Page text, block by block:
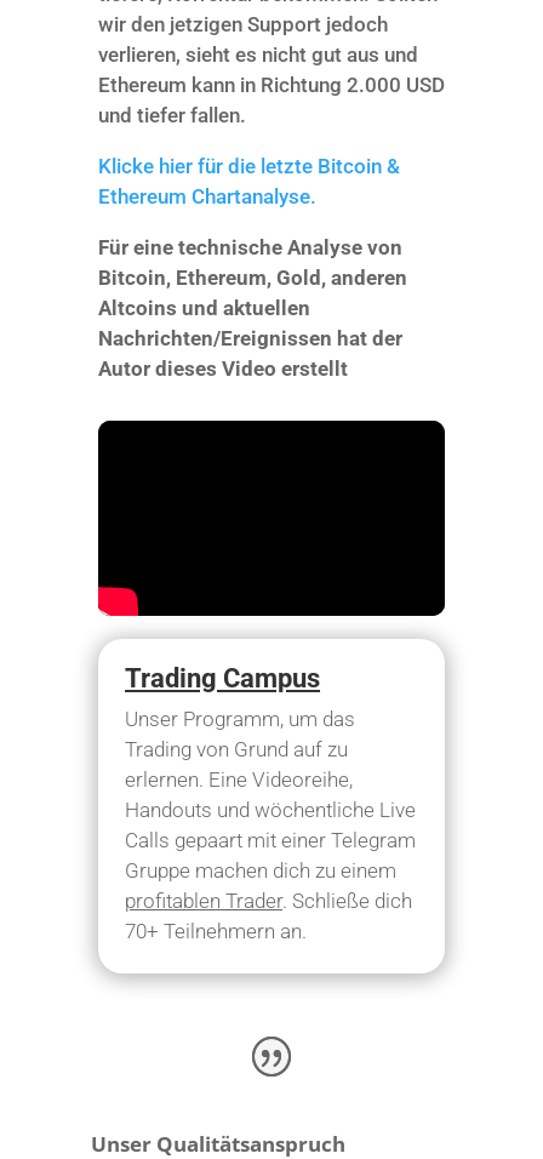
wir den jetzigen Support jedoch
verlieren, sieht es nicht gut aus und
Ethereum kann in Richtung 2.000 USD
und tiefer fallen.
Klicke hier für die letzte Bitcoin &
Ethereum Chartanalyse.
Für eine technische Analyse von
Bitcoin, Ethereum, Gold, anderen
Altcoins und aktuellen
Nachrichten/Ereignissen hat der
Autor dieses Video erstellt
Trading Campus
Unser Programm, um das
Trading von Grund auf zu
erlernen. Eine Videoreihe,
Handouts und wöchentliche Live
Calls gepaart mit einer Telegram
Gruppe machen dich zu einem
profitablen Trader. Schließe dich
70+ Teilnehmern an.
Unser Qualitätsanspruch